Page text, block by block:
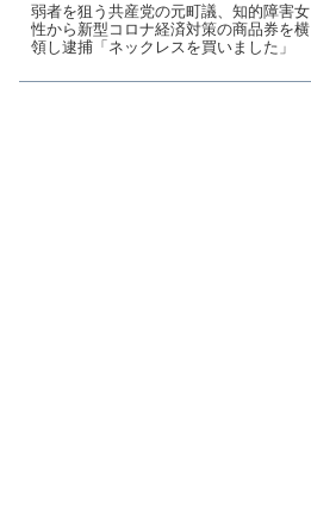
弱者を狙う共産党の元町議、知的障害女
性から新型コロナ経済対策の商品券を横
領し逮捕「ネックレスを買いました」